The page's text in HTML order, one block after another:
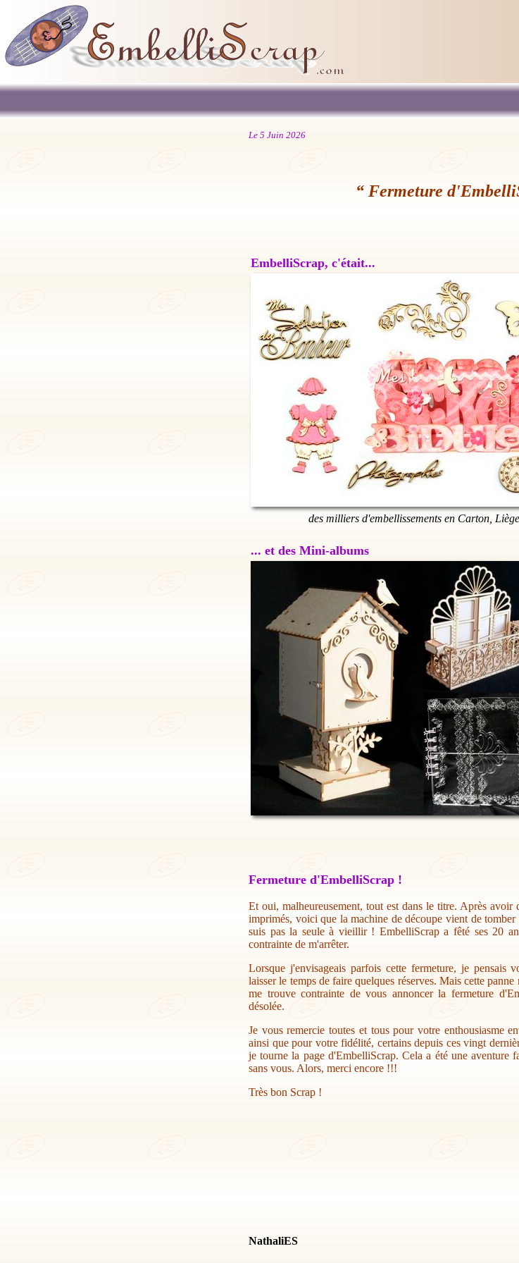
Le 5 Juin 2026
“ Fermeture
EmbelliScrap, c'était...
des milliers d'embellissements en Carton,
... et des Mini-albums
Fermeture d'EmbelliScrap !
Et oui, malheureusement, tout est dans le titre. Après avoir
imprimés, voici que la machine de découpe vient de tomber
suis pas la seule à vieillir ! EmbelliScrap a fêté ses 20
contrainte de m'arrêter.
Lorsque j'envisageais parfois cette fermeture, je pensais
laisser le temps de faire quelques réserves. Mais cette
me trouve contrainte de vous annoncer la fermeture
désolée.
Je vous remercie toutes et tous pour votre enthousiasme
ainsi que pour votre fidélité, certains depuis ces vingt
je tourne la page d'EmbelliScrap. Cela a été une aventure
sans vous. Alors, merci encore !!!
Très bon Scrap !
NathaliES